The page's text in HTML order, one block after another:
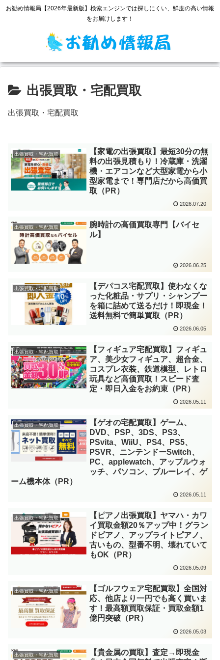
お勧め情報局【2026年最新版】検索エンジンでは探しにくい、鮮度の高い情報
をお届けします！
出張買取・宅配買取
出張買取・宅配買取
出張買取・宅配買取
【家電の出張買取】最短30分の無
料の出張見積もり！冷蔵庫・洗濯
機・エアコンなど大型家電から小
型家電まで！専門店だから高価買
取（PR）
2026.07.20
出張買取・宅配買取
腕時計の高価買取専門【バイセ
ル】
2026.06.25
出張買取・宅配買取
【デパコス宅配買取】使わなくな
った化粧品・サプリ・シャンプー
を箱に詰めて送るだけ！即現金！
送料無料で簡単買取（PR）
2026.06.05
出張買取・宅配買取
【フィギュア宅配買取】フィギュ
ア、美少女フィギュア、超合金、
コスプレ衣装、鉄道模型、レトロ
玩具など高価買取！スピード査
定・即日入金をお約束（PR）
2026.05.11
出張買取・宅配買取
【ゲオの宅配買取】ゲーム、
DVD、PSP、3DS、PS3、
PSvita、WiiU、PS4、PS5、
PSVR、ニンテンドーSwitch、
PC、applewatch、アップルウォ
ッチ、パソコン、ブルーレイ、ゲ
ーム機本体（PR）
2026.05.11
出張買取・宅配買取
【ピアノ出張買取】ヤマハ・カワ
イ買取金額20％アップ中！グラン
ドピアノ、アップライトピアノ、
古いもの、型番不明、壊れていて
もOK（PR）
2026.05.09
出張買取・宅配買取
【ゴルフウェア宅配買取】全国対
応、他店より一円でも高く買いま
す！最高額買取保証・買取金額1
億円突破（PR）
2026.05.03
出張買取・宅配買取
【貴金属の買取】査定→即現金